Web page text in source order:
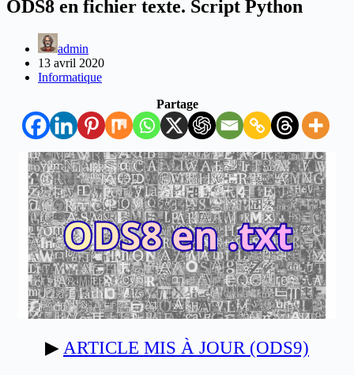
ODS8 en fichier texte. Script Python
admin
13 avril 2020
Informatique
Partage
▶ ARTICLE MIS À JOUR (ODS9)